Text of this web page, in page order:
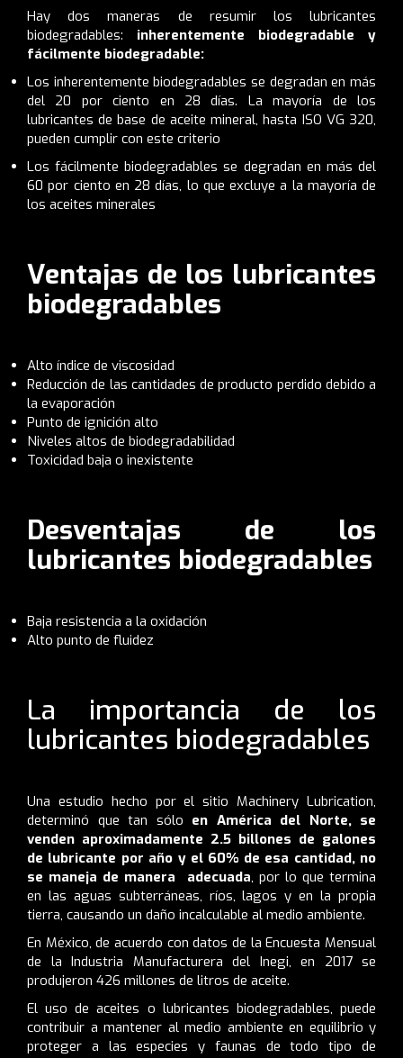
Hay dos maneras de resumir los lubricantes
biodegradables: inherentemente biodegradable y
fácilmente biodegradable:
Los inherentemente biodegradables se degradan en más
del 20 por ciento en 28 días. La mayoría de los
lubricantes de base de aceite mineral, hasta ISO VG 320,
pueden cumplir con este criterio
Los fácilmente biodegradables se degradan en más del
60 por ciento en 28 días, lo que excluye a la mayoría de
los aceites minerales
Ventajas de los lubricantes
biodegradables
Alto índice de viscosidad
Reducción de las cantidades de producto perdido debido a
la evaporación
Punto de ignición alto
Niveles altos de biodegradabilidad
Toxicidad baja o inexistente
Desventajas de los
lubricantes biodegradables
Baja resistencia a la oxidación
Alto punto de fluidez
La importancia de los
lubricantes biodegradables
Una estudio hecho por el sitio Machinery Lubrication,
determinó que tan sólo en América del Norte, se
venden aproximadamente 2.5 billones de galones
de lubricante por año y el 60% de esa cantidad, no
se maneja de manera adecuada, por lo que termina
en las aguas subterráneas, ríos, lagos y en la propia
tierra, causando un daño incalculable al medio ambiente.
En México, de acuerdo con datos de la Encuesta Mensual
de la Industria Manufacturera del Inegi, en 2017 se
produjeron 426 millones de litros de aceite.
El uso de aceites o lubricantes biodegradables, puede
contribuir a mantener al medio ambiente en equilibrio y
proteger a las especies y faunas de todo tipo de